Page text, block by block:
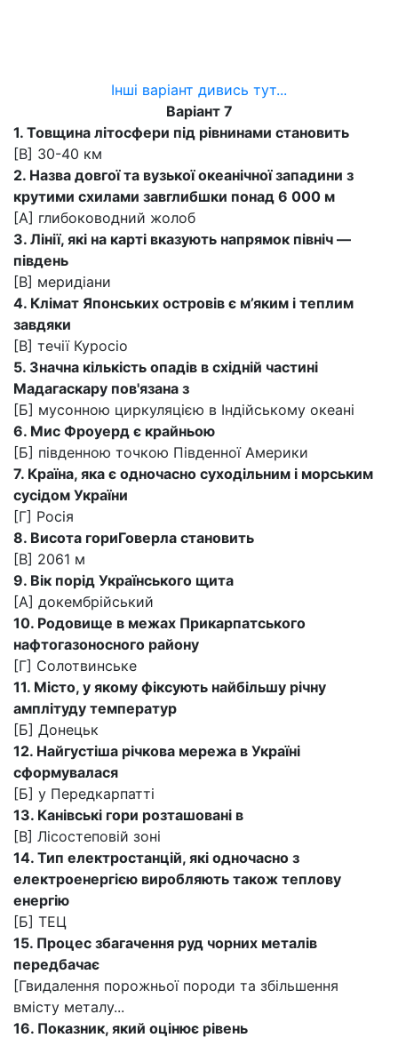
Інші варіант дивись тут...
Варіант 7
1. Товщина літосфери під рівнинами становить
[В] 30-40 км
2. Назва довгої та вузької океанічної западини з
крутими схилами завглибшки понад 6 000 м
[А] глибоководний жолоб
3. Лінії, які на карті вказують напрямок північ —
південь
[В] меридіани
4. Клімат Японських островів є м’яким і теплим
завдяки
[В] течії Куросіо
5. Значна кількість опадів в східній частині
Мадагаскару пов'язана з
[Б] мусонною циркуляцією в Індійському океані
6. Мис Фроуерд є крайньою
[Б] південною точкою Південної Америки
7. Країна, яка є одночасно суходільним і морським
сусідом України
[Г] Росія
8. Висота гориГоверла становить
[В] 2061 м
9. Вік порід Українського щита
[А] докембрійський
10. Родовище в межах Прикарпатського
нафтогазоносного району
[Г] Солотвинське
11. Місто, у якому фіксують найбільшу річну
амплітуду температур
[Б] Донецьк
12. Найгустіша річкова мережа в Україні
сформувалася
[Б] у Передкарпатті
13. Канівські гори розташовані в
[В] Лісостеповій зоні
14. Тип електростанцій, які одночасно з
електроенергією виробляють також теплову
енергію
[Б] ТЕЦ
15. Процес збагачення руд чорних металів
передбачає
[Гвидалення порожньої породи та збільшення
вмісту металу...
16. Показник, який оцінює рівень